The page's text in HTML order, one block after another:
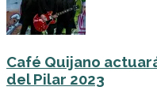
Café Quijano
del Pilar 2023